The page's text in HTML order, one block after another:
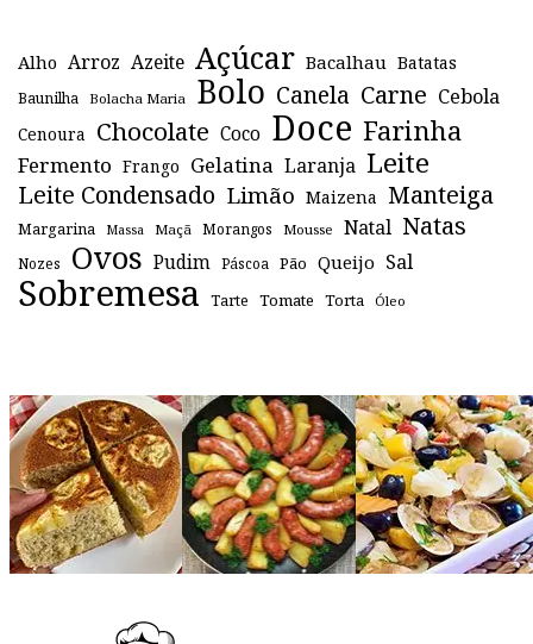
Alho Arroz Azeite Açúcar Bacalhau Batatas
Baunilha Bolacha Maria Bolo Canela Carne Cebola
Cenoura Chocolate Coco Doce Farinha
Fermento Frango Gelatina Laranja Leite
Leite Condensado Limão Maizena Manteiga
Margarina Massa Maçã Morangos Mousse Natal Natas
Nozes Ovos Pudim Páscoa Pão Queijo Sal
Sobremesa Tarte Tomate Torta Óleo